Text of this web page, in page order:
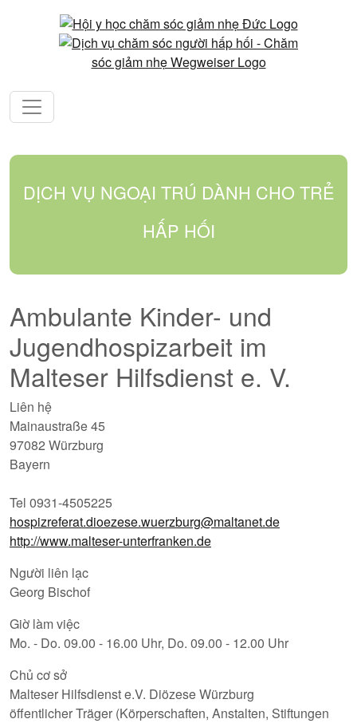
DỊCH VỤ NGOẠI TRÚ DÀNH CHO TRẺ
HẤP HỐI
Ambulante Kinder- und
Jugendhospizarbeit im
Malteser Hilfsdienst e. V.
Liên hệ
Mainaustraße 45
97082 Würzburg
Bayern
Tel 0931-4505225
hospizreferat.dioezese.wuerzburg@maltanet.de
http://www.malteser-unterfranken.de
Người liên lạc
Georg Bischof
Giờ làm việc
Mo. - Do. 09.00 - 16.00 Uhr, Do. 09.00 - 12.00 Uhr
Chủ cơ sở
Malteser Hilfsdienst e.V. Diözese Würzburg
öffentlicher Träger (Körperschaften, Anstalten, Stiftungen